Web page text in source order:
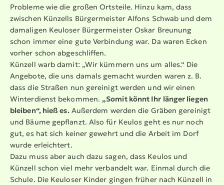
Probleme wie die großen Ortsteile. Hinzu kam, dass
zwischen Künzells Bürger­meister Alfons Schwab und dem
damaligen Keuloser Bürger­meister Oskar Breunung
schon immer eine gute Verbindung war. Da waren Ecken
vorher schon abgeschliffen.
Künzell warb damit: „Wir kümmern uns um alles.“ Die
Angebote, die uns damals gemacht wurden waren z. B.
dass die Straßen nun gereinigt werden und wir einen
Winter­dienst bekommen.„Somit könnt Ihr länger liegen
bleiben“, hieß es.Außerdem werden die Gräben gereinigt
und Bäume gepflanzt. Also für Keulos geht es nur noch
gut, es hat sich keiner gewehrt und die Arbeit im Dorf
wurde erleichtert.
Dazu muss aber auch dazu sagen, dass Keulos und
Künzell schon viel mehr verbandelt war. Einmal durch die
Schule. Die Keuloser Kinder gingen früher nach Künzell in